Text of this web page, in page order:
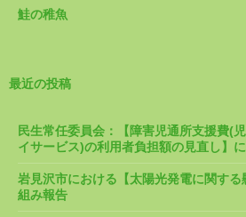
鮭の稚魚
最近の投稿
民生常任委員会：【障害児通所支援費(
イサービス)の利用者負担額の見直し】
岩見沢市における【太陽光発電に関する
組み報告